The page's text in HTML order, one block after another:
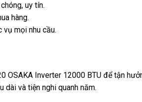
uy tín.
hàng.
vụ mọi nhu cầu.
OSAKA Inverter 12000 BTU để tận
dài và tiện nghi quanh năm.